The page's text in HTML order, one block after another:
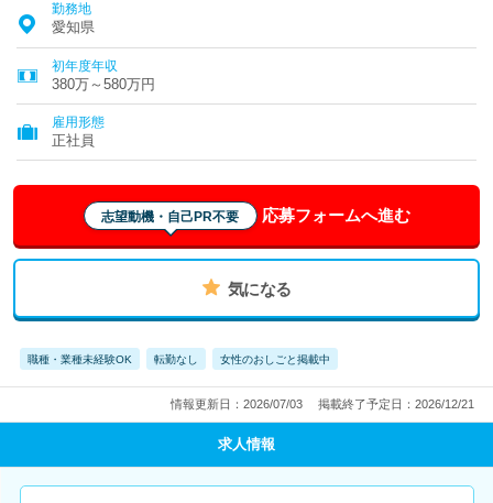
勤務地
愛知県
初年度年収
380万～580万円
雇用形態
正社員
志望動機・自己PR不要 応募フォームへ進む
気になる
職種・業種未経験OK 転勤なし 女性のおしごと掲載中
情報更新日：2026/07/03 掲載終了予定日：2026/12/21
求人情報